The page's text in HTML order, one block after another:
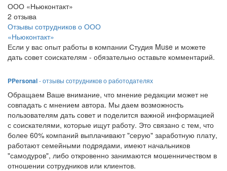
ООО «Ньюконтакт»
2 отзыва
Отзывы сотрудников о ООО
«Ньюконтакт»
Если у вас опыт работы в компании Студия Muse и можете
дать совет соискателям - обязательно оставьте комментарий.
PPersonal- отзывы сотрудников о работодателях
Обращаем Ваше внимание, что мнение редакции может не
совпадать с мнением автора. Мы даем возможность
пользователям дать совет и поделится важной информацией
с соискателями, которые ищут работу. Это связано с тем, что
более 60% компаний выплачивают "серую" заработную плату,
работают семейными подрядами, имеют начальников
"самодуров", либо откровенно занимаются мошенничеством в
отношении сотрудников или клиентов.